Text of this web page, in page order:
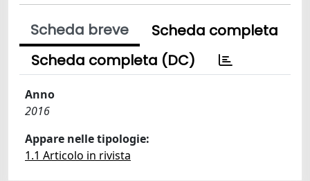
Scheda breve
Scheda completa
Scheda completa (DC)
Anno
2016
Appare nelle tipologie:
1.1 Articolo in rivista